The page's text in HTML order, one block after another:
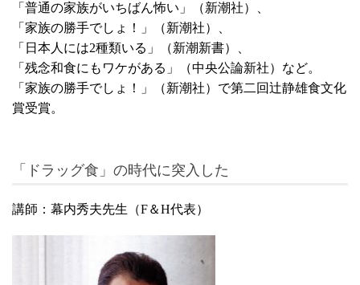
「普通の家族がいちばん怖い」（新潮社）、
「家族の勝手でしょ！」（新潮社）、
「日本人には2種類いる」（新潮新書）、
「残念和食にもワケがある」（中央公論新社）など。
「家族の勝手でしょ！」（新潮社）で第二回辻静雄食文化
賞受賞。
「ドラッグ食」の時代に突入した
講師：幕内秀夫先生（F＆H代表）